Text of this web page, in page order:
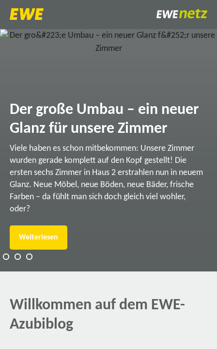
Der große Umbau – ein neuer
Glanz für unsere Zimmer
Viele haben es schon mitbekommen: Unsere Zimmer
wurden gerade komplett auf den Kopf gestellt! Die
ersten sechs Zimmer in Haus 2 erstrahlen nun in neuem
Glanz. Neue Möbel, neue Böden, neue Bäder, frische
Farben – da fühlt man sich doch gleich viel wohler,
oder?
Weiterlesen
Willkommen auf dem EWE-
Azubiblog